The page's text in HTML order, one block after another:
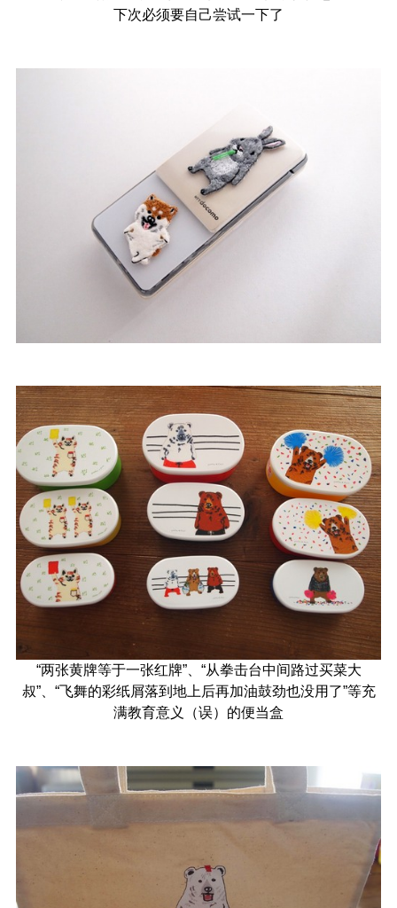
下次必须要自己尝试一下了
“两张黄牌等于一张红牌”、“从拳击台中间路过买菜大
叔”、“飞舞的彩纸屑落到地上后再加油鼓劲也没用了”等充
满教育意义（误）的便当盒